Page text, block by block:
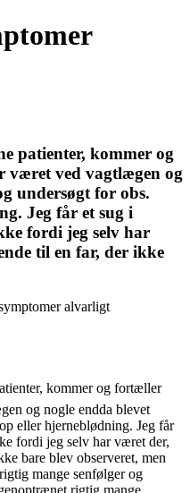
patienter, kommer og
været ved vagtlægen og
undersøgt for obs.
Jeg får et sug i
fordi jeg selv har
til en far, der ikke
kommer og fortæller
og nogle endda blevet
eller hjerneblødning. Jeg får
fordi jeg selv har været der,
bare blev observeret, men
mange senfølger og
rigtig mange